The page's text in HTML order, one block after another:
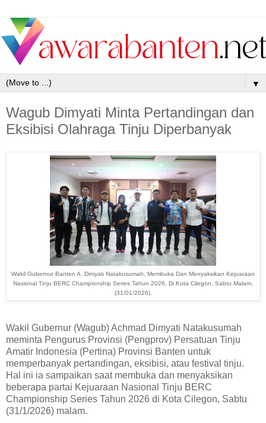
▼
Wagub Dimyati Minta Pertandingan dan
Eksibisi Olahraga Tinju Diperbanyak
Wakil Gubernur Banten A. Dimyati Natakusumah, Membuka Dan Menyaksikan Kejuaraan
Nasional Tinju BERC Championship Series Tahun 2026, Di Kota Cilegon, Sabtu Malam,
(31/01/2026).
Wakil Gubernur (Wagub) Achmad Dimyati Natakusumah
meminta Pengurus Provinsi (Pengprov) Persatuan Tinju
Amatir Indonesia (Pertina) Provinsi Banten untuk
memperbanyak pertandingan, eksibisi, atau festival tinju.
Hal ini ia sampaikan saat membuka dan menyaksikan
beberapa partai Kejuaraan Nasional Tinju BERC
Championship Series Tahun 2026 di Kota Cilegon, Sabtu
(31/1/2026) malam.